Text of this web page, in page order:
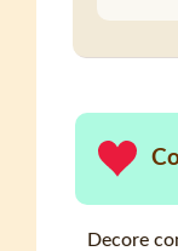
Decore